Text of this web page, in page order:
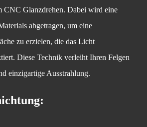
CNC Glanzdrehen. Dabei wird eine
abgetragen, um eine
zu erzielen, die das Licht
Diese Technik verleiht Ihren Felgen
einzigartige Ausstrahlung.